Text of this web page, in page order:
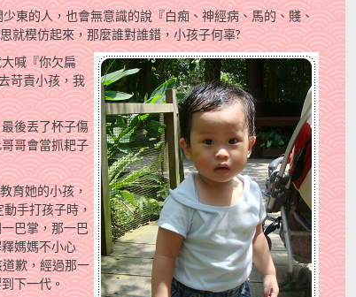
東的人，也會無意識的說『白痴、神經病、馬的、賤、
就模仿起來，那麼誰對誰錯，小孩子何辜?
喊『你欠扁
苛責小孩，我
後丟了杯子傷
哥會當抓耙子
育她的小孩，
動手打孩子時，
巴掌，那一巴
媽媽不小心
歉，經過那一
下一代。